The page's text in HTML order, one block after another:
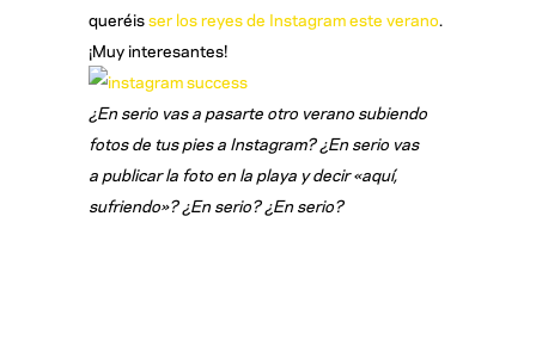
queréisser los reyes de Instagram este verano
¡Muy interesantes!
¿En serio vas a pasarte otro verano subiendo
fotos de tus pies a Instagram? ¿En serio vas
a publicar la foto en la playa y decir «aquí,
sufriendo»? ¿En serio? ¿En serio?